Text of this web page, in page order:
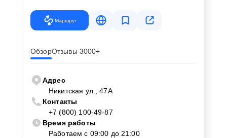
Маршрут
ОбзорОтзывы 3000+
Адрес
Никитская ул., 47А
Контакты
+7 (800) 100-49-87
Время работы
Работаем с 09:00 до 21:00